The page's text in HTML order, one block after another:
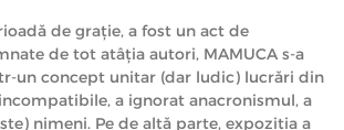
de grație, a fost un act de
de tot atâția autori, MAMUCA s-a
un concept unitar (dar ludic) lucrări din
a ignorat anacronismul, a
nimeni. Pe de altă parte, expoziția a